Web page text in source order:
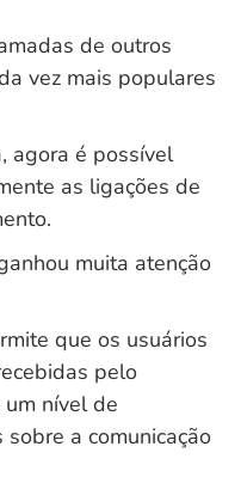
de outros
vez mais populares
agora é possível
as ligações de
muita atenção
que os usuários
pelo
nível de
a comunicação